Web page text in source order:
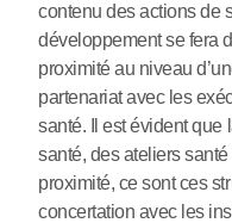
contenu des actions de
développement se fera
proximité au niveau
partenariat avec les
santé. Il est évident que
santé, des ateliers
proximité, ce sont ces
concertation avec les